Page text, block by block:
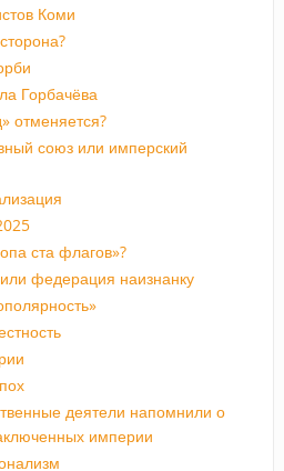
Коми
Горбачёва
отменяется?
союз или имперский
ста флагов»?
федерация наизнанку
деятели напомнили о
империи